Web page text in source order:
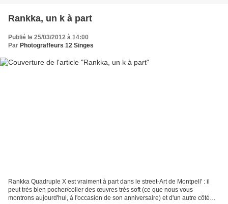
Rankka, un k à part
Publié le 25/03/2012 à 14:00
Par Photograffeurs 12 Singes
Rankka Quadruple X est vraiment à part dans le street-Art de Montpell' : il
peut très bien pocher/coller des œuvres très soft (ce que nous vous
montrons aujourd'hui, à l'occasion de son anniversaire) et d'un autre côté